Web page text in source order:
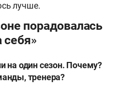
лучше.
порадовалась
себя»
на один сезон. Почему?
тренера?